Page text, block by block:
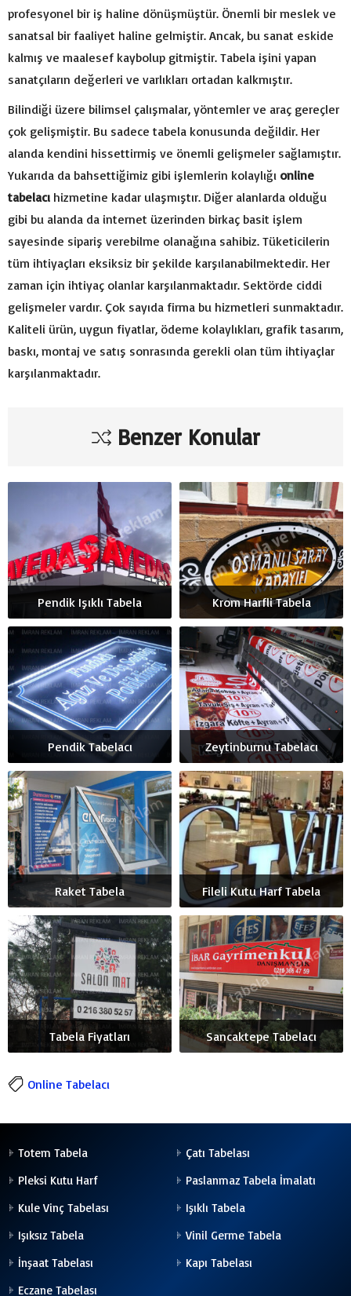
profesyonel bir iş haline dönüşmüştür. Önemli bir meslek ve
sanatsal bir faaliyet haline gelmiştir. Ancak, bu sanat eskide
kalmış ve maalesef kaybolup gitmiştir. Tabela işini yapan
sanatçıların değerleri ve varlıkları ortadan kalkmıştır.
Bilindiği üzere bilimsel çalışmalar, yöntemler ve araç gereçler
çok gelişmiştir. Bu sadece tabela konusunda değildir. Her
alanda kendini hissettirmiş ve önemli gelişmeler sağlamıştır.
Yukarıda da bahsettiğimiz gibi işlemlerin kolaylığı online
tabelacı hizmetine kadar ulaşmıştır. Diğer alanlarda olduğu
gibi bu alanda da internet üzerinden birkaç basit işlem
sayesinde sipariş verebilme olanağına sahibiz. Tüketicilerin
tüm ihtiyaçları eksiksiz bir şekilde karşılanabilmektedir. Her
zaman için ihtiyaç olanlar karşılanmaktadır. Sektörde ciddi
gelişmeler vardır. Çok sayıda firma bu hizmetleri sunmaktadır.
Kaliteli ürün, uygun fiyatlar, ödeme kolaylıkları, grafik tasarım,
baskı, montaj ve satış sonrasında gerekli olan tüm ihtiyaçlar
karşılanmaktadır.
Benzer Konular
Pendik Işıklı Tabela Krom Harfli Tabela
Pendik Tabelacı Zeytinburnu Tabelacı
Raket Tabela Fileli Kutu Harf Tabela
Tabela Fiyatları Sancaktepe Tabelacı
Online Tabelacı
Totem Tabela
Çatı Tabelası
Pleksi Kutu Harf
Paslanmaz Tabela İmalatı
Kule Vinç Tabelası
Işıklı Tabela
Işıksız Tabela
Vinil Germe Tabela
İnşaat Tabelası
Kapı Tabelası
Eczane Tabelası